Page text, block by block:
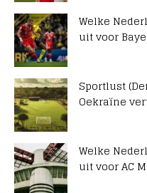
Welke
uit voor
Sportlust
Oekraïne
Welke
uit voor AC